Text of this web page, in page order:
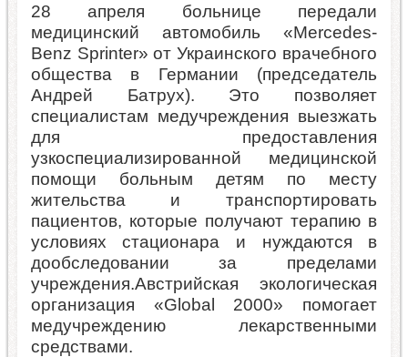
28 апреля больнице передали
медицинский автомобиль «Mercedes-
Benz Sprinter» от Украинского врачебного
общества в Германии (председатель
Андрей Батрух). Это позволяет
специалистам медучреждения выезжать
для предоставления
узкоспециализированной медицинской
помощи больным детям по месту
жительства и транспортировать
пациентов, которые получают терапию в
условиях стационара и нуждаются в
дообследовании за пределами
учреждения.Австрийская экологическая
организация «Global 2000» помогает
медучреждению лекарственными
средствами.